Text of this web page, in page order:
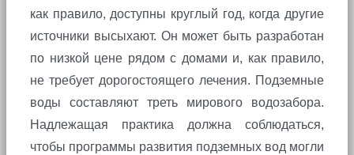
как правило, доступны круглый год, когда другие
источники высыхают. Он может быть разработан
по низкой цене рядом с домами и, как правило,
не требует дорогостоящего лечения. Подземные
воды составляют треть мирового водозабора.
Надлежащая практика должна соблюдаться,
чтобы программы развития подземных вод могли